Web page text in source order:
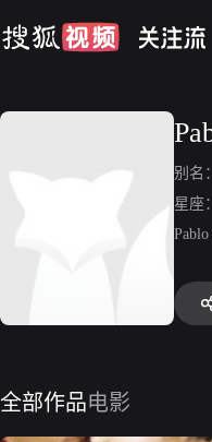
别名：
星座：
全部作品电影